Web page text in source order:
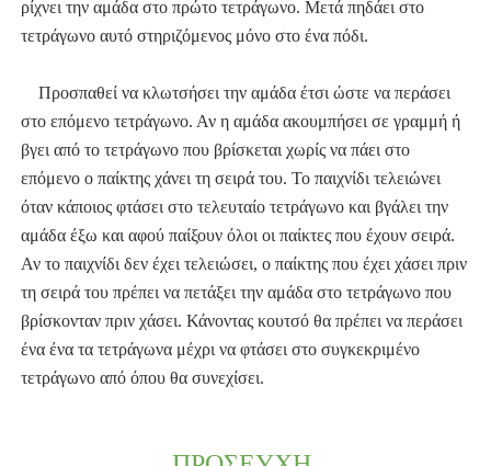
ρίχνει την αμάδα στο πρώτο τετράγωνο. Μετά πηδάει στο
τετράγωνο αυτό στηριζόμενος μόνο στο ένα πόδι.
Προσπαθεί να κλωτσήσει την αμάδα έτσι ώστε να περάσει
στο επόμενο τετράγωνο. Αν η αμάδα ακουμπήσει σε γραμμή ή
βγει από το τετράγωνο που βρίσκεται χωρίς να πάει στο
επόμενο ο παίκτης χάνει τη σειρά του. Το παιχνίδι τελειώνει
όταν κάποιος φτάσει στο τελευταίο τετράγωνο και βγάλει την
αμάδα έξω και αφού παίξουν όλοι οι παίκτες που έχουν σειρά.
Αν το παιχνίδι δεν έχει τελειώσει, ο παίκτης που έχει χάσει πριν
τη σειρά του πρέπει να πετάξει την αμάδα στο τετράγωνο που
βρίσκονταν πριν χάσει. Κάνοντας κουτσό θα πρέπει να περάσει
ένα ένα τα τετράγωνα μέχρι να φτάσει στο συγκεκριμένο
τετράγωνο από όπου θα συνεχίσει.